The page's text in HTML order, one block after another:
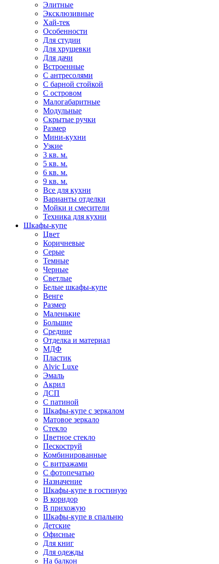
Элитные
Эксклюзивные
Хай-тек
Особенности
Для студии
Для хрущевки
Для дачи
Встроенные
С антресолями
С барной стойкой
С островом
Малогабаритные
Модульные
Скрытые ручки
Размер
Мини-кухни
Узкие
3 кв. м.
5 кв. м.
6 кв. м.
9 кв. м.
Все для кухни
Варианты отделки
Мойки и смесители
Техника для кухни
Шкафы-купе
Цвет
Коричневые
Серые
Темные
Черные
Светлые
Белые шкафы-купе
Венге
Размер
Маленькие
Большие
Средние
Отделка и материал
МДФ
Пластик
Alvic Luxe
Эмаль
Акрил
ДСП
С патиной
Шкафы-купе с зеркалом
Матовое зеркало
Стекло
Цветное стекло
Пескоструй
Комбинированные
С витражами
С фотопечатью
Назначение
Шкафы-купе в гостиную
В коридор
В прихожую
Шкафы-купе в спальню
Детские
Офисные
Для книг
Для одежды
На балкон